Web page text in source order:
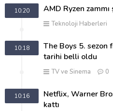
10:20 AMD Ryzen
Teknoloji Haberleri
10:18
The Boys 5. sezon
tarihi belli oldu
TV ve Sinema 0
10:16
Netflix, Warner
kattı